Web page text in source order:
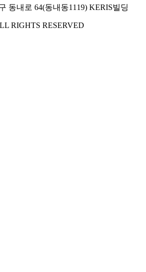
동내로 64(동내동1119) KERIS빌딩
RIGHTS RESERVED